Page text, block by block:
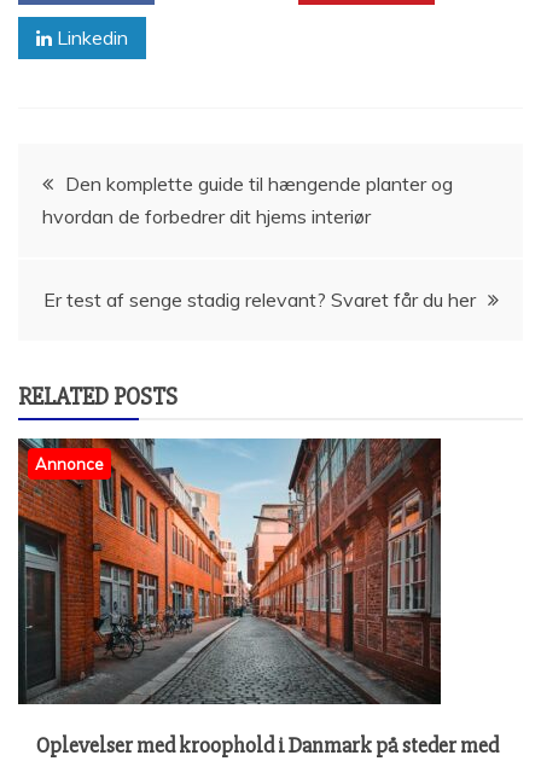
Linkedin
Indlægsnavigation
Den komplette guide til hængende planter og
hvordan de forbedrer dit hjems interiør
Er test af senge stadig relevant? Svaret får du her
RELATED POSTS
Annonce
Oplevelser med kroophold i Danmark på steder med